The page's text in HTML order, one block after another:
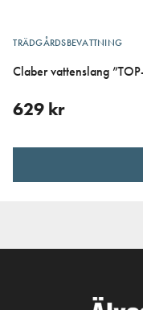
TRÄDGÅRDSBEVATTNING
Claber vattenslang
629 kr